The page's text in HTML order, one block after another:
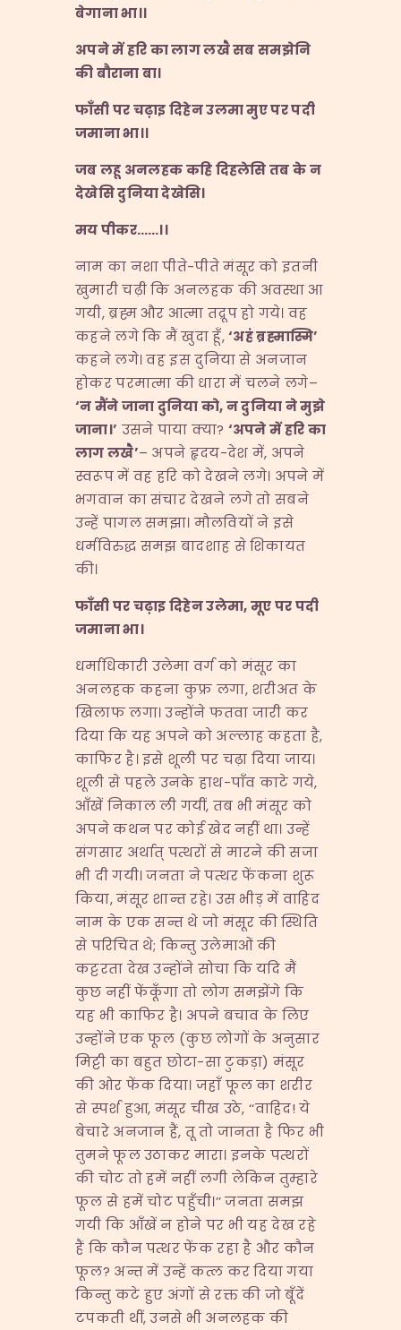
बेगानाभा।।
अपनेमेंहरिकालागलखैसबसमझेनि
कीबौरानाबा।
फाँसीपरचढ़ाइदिहेनउलमामुएपरपदी
जमानाभा।।
जबलहू अनलहककहिदिहलेसितबकेन
देखेसिदुनियादेखेसि।
मयपीकर……।।
नाम का नशा पीते-पीते मंसूर को इतनी
खुमारी चढ़ी कि अनलहक की अवस्था आ
गयी, ब्रह्म और आत्मा तद्रूप हो गये। वह
कहने लगे कि मैं खुदा हूँ,‘अहंब्रह्मास्मि’
कहने लगे। वह इस दुनिया से अनजान
होकर परमात्मा की धारा में चलने लगे–
‘नमैंनेजानादुनियाको,नदुनियानेमुझे
जाना।’ उसने पाया क्या? ‘अपनेमेंहरिका
लागलखै’– अपने हृदय-देश में, अपने
स्वरूप में वह हरि को देखने लगे। अपने में
भगवान का संचार देखने लगे तो सबने
उन्हें पागल समझा। मौलवियों ने इसे
धर्मविरुद्ध समझ बादशाह से शिकायत
की।
फाँसीपरचढ़ाइदिहेनउलेमा,मूएपरपदी
जमानाभा।
धर्माधिकारी उलेमा वर्ग को मंसूर का
अनलहक कहना कुफ्र लगा, शरीअत के
खिलाफ लगा। उन्होंने फतवा जारी कर
दिया कि यह अपने को अल्लाह कहता है,
काफिर है। इसे शूली पर चढ़ा दिया जाय।
शूली से पहले उनके हाथ-पाँव काटे गये,
आँखें निकाल ली गयीं, तब भी मंसूर को
अपने कथन पर कोई खेद नहीं था। उन्हें
संगसार अर्थात् पत्थरों से मारने की सजा
भी दी गयी। जनता ने पत्थर फेंकना शुरू
किया, मंसूर शान्त रहे। उस भीड़ में वाहिद
नाम के एक सन्त थे जो मंसूर की स्थिति
से परिचित थे; किन्तु उलेमाओं की
कट्टरता देख उन्होंने सोचा कि यदि मैं
कुछ नहीं फेंकूँगा तो लोग समझेंगे कि
यह भी काफिर है। अपने बचाव के लिए
उन्होंने एक फूल (कुछ लोगों के अनुसार
मिट्टी का बहुत छोटा-सा टुकड़ा) मंसूर
की ओर फेंक दिया। जहाँ फूल का शरीर
से स्पर्श हुआ, मंसूर चीख उठे, ‘‘वाहिद! ये
बेचारे अनजान हैं, तू तो जानता है फिर भी
तुमने फूल उठाकर मारा। इनके पत्थरों
की चोट तो हमें नहीं लगी लेकिन तुम्हारे
फूल से हमें चोट पहुँची।’’ जनता समझ
गयी कि आँखें न होने पर भी यह देख रहे
हैं कि कौन पत्थर फेंक रहा है और कौन
फूल? अन्त में उन्हें कत्ल कर दिया गया
किन्तु कटे हुए अंगों से रक्त की जो बूँदें
टपकती थीं, उनसे भी अनलहक की